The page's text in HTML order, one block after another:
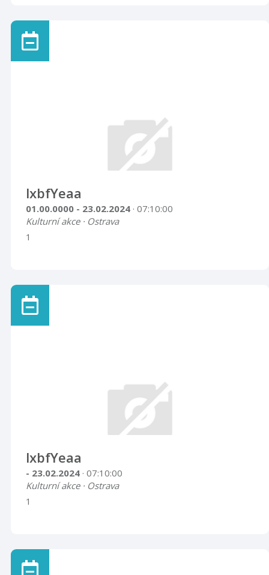
lxbfYeaa
01.00.0000 - 23.02.2024 · 07:10:00
Kulturní akce · Ostrava
1
lxbfYeaa
- 23.02.2024 · 07:10:00
Kulturní akce · Ostrava
1